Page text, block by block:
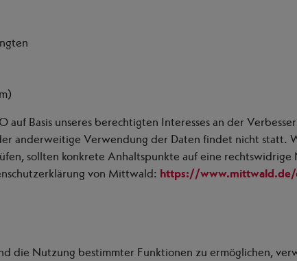
Basis unseres berechtigten Interesses an der
anderweitige Verwendung der Daten findet nicht statt.
sollten konkrete Anhaltspunkte auf eine rechtswidrige
von Mittwald: https://www.mittwald.de/
die Nutzung bestimmter Funktionen zu ermöglichen,